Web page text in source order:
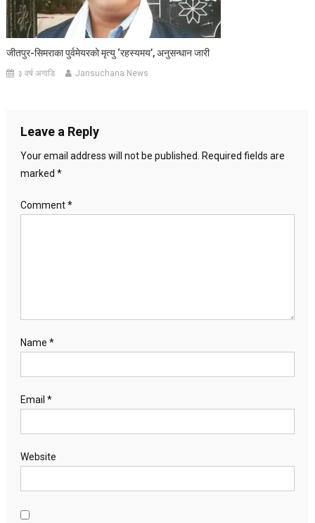
जीतपुर-सिमराका पुर्वमेयरको मृत्यु ‘रहस्यमय’, अनुसन्धान जारी
३ वर्ष अगाडि Jansuchana News
Leave a Reply
Your email address will not be published.
Required fields are
marked *
Comment*
Name *
Email *
Website